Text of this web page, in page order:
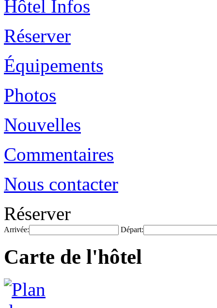
Hôtel Infos
Réserver
Équipements
Photos
Nouvelles
Commentaires
Nous contacter
Réserver
Arrivée: Départ:
Carte de l'hôtel